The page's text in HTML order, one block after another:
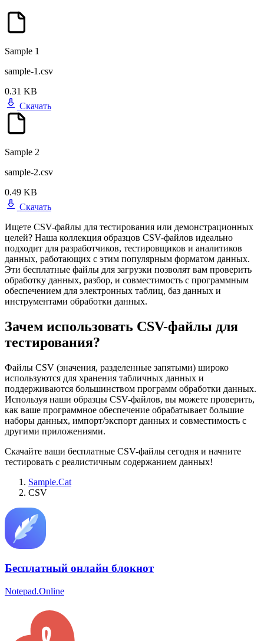
Sample 1
sample-1.csv
0.31 KB
Скачать
Sample 2
sample-2.csv
0.49 KB
Скачать
Ищете CSV-файлы для тестирования или демонстрационных
целей? Наша коллекция образцов CSV-файлов идеально
подходит для разработчиков, тестировщиков и аналитиков
данных, работающих с этим популярным форматом данных.
Эти бесплатные файлы для загрузки позволят вам проверить
обработку данных, разбор, и совместимость с программным
обеспечением для электронных таблиц, баз данных и
инструментами обработки данных.
Зачем использовать CSV-файлы для
тестирования?
Файлы CSV (значения, разделенные запятыми) широко
используются для хранения табличных данных и
поддерживаются большинством программ обработки данных.
Используя наши образцы CSV-файлов, вы можете проверить,
как ваше программное обеспечение обрабатывает большие
наборы данных, импорт/экспорт данных и совместимость с
другими приложениями.
Скачайте ваши бесплатные CSV-файлы сегодня и начните
тестировать с реалистичным содержанием данных!
Sample.Cat
CSV
Бесплатный онлайн блокнот
Notepad.Online